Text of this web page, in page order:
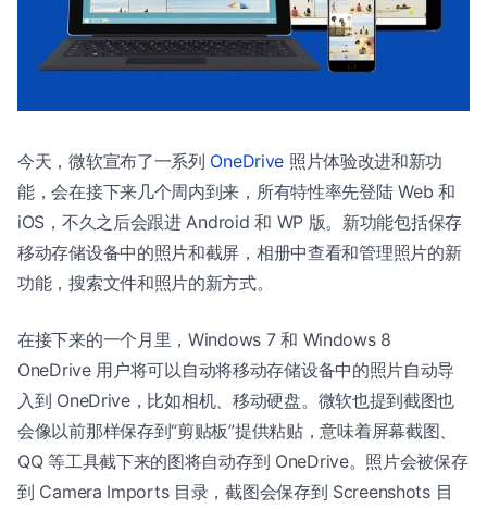
今天，微软宣布了一系列 OneDrive 照片体验改进和新功
能，会在接下来几个周内到来，所有特性率先登陆 Web 和
iOS，不久之后会跟进 Android 和 WP 版。新功能包括保存
移动存储设备中的照片和截屏，相册中查看和管理照片的新
功能，搜索文件和照片的新方式。
在接下来的一个月里，Windows 7 和 Windows 8
OneDrive 用户将可以自动将移动存储设备中的照片自动导
入到 OneDrive，比如相机、移动硬盘。微软也提到截图也
会像以前那样保存到“剪贴板”提供粘贴，意味着屏幕截图、
QQ 等工具截下来的图将自动存到 OneDrive。照片会被保存
到 Camera Imports 目录，截图会保存到 Screenshots 目